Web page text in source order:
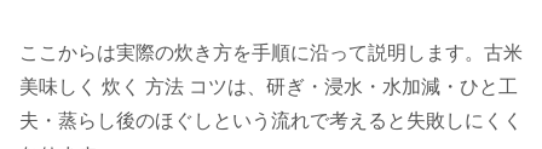
ここからは実際の炊き方を手順に沿って説明します。古米
美味しく 炊く 方法 コツは、研ぎ・浸水・水加減・ひと工
夫・蒸らし後のほぐしという流れで考えると失敗しにくく